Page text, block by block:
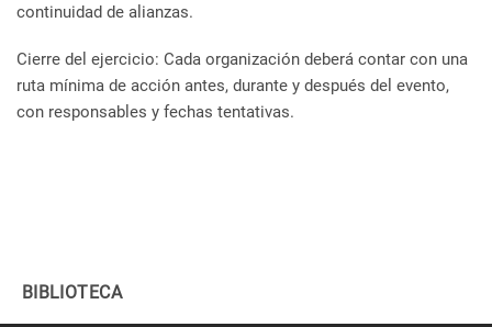
continuidad de alianzas.
Cierre del ejercicio: Cada organización deberá contar con una
ruta mínima de acción antes, durante y después del evento,
con responsables y fechas tentativas.
BIBLIOTECA